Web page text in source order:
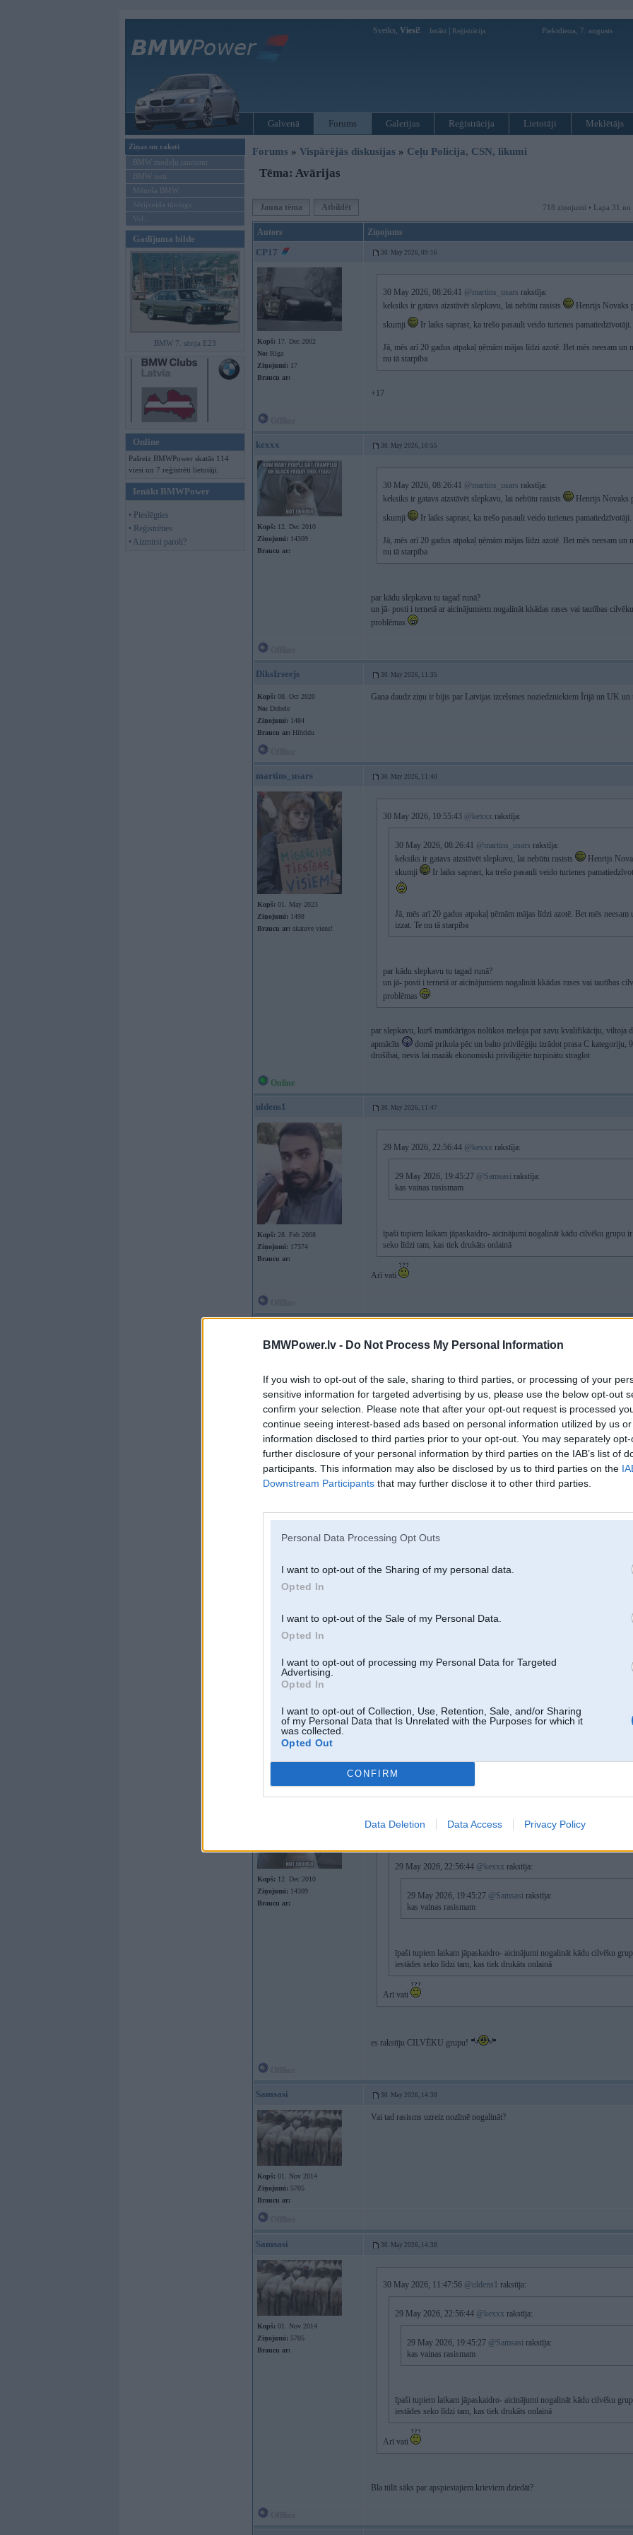
BMWPower.lv - Do Not Process My Personal Information
If you wish to opt-out of the sale, sharing to third parties, or processing of your
sensitive information for targeted advertising by us, please use the below opt-out
confirm your selection. Please note that after your opt-out request is processed
continue seeing interest-based ads based on personal information utilized by us
information disclosed to third parties prior to your opt-out. You may separately
further disclosure of your personal information by third parties on the IAB’s list of
participants. This information may also be disclosed by us to third parties on the
Downstream Participants that may further disclose it to other third parties.
Personal Data Processing Opt Outs
I want to opt-out of the Sharing of my personal data.
Opted In
I want to opt-out of the Sale of my Personal Data.
Opted In
I want to opt-out of processing my Personal Data for Targeted
Advertising.
Opted In
I want to opt-out of Collection, Use, Retention, Sale, and/or Sharing
of my Personal Data that Is Unrelated with the Purposes for which it
was collected.
Opted Out
CONFIRM
Data Deletion Data Access Privacy Policy
Sveiks, Viesi! Ienākt Reģistrācija Piektdiena, 7. augusts
Galvenā Forums Galerijas Reģistrācija Lietotāji Meklētājs
Ziņas un raksti
BMW modeļu jaunumi
BMW testi
Mēneša BMW
Sērijveida tūnings
Vel...
Gadījuma bilde
BMW 7. sērija E23
Online
Pašreiz BMWPower skatās 114
viesi un 7 reģistrēti lietotāji.
Ienākt BMWPower
• Pieslēgties
• Reģistrēties
• Aizmirsi paroli?
Forums » Vispārējās diskusijas » Ceļu Policija, CSN, likumi
Tēma: Avārijas
Jauna tēma Atbildēt 718 ziņojumi • Lapa 31 no
Autors Ziņojums
CP17 30. May 2026, 09:16
Kopš: 17. Dec 2002
No: Rīga
Ziņojumi: 17
Braucu ar:
30 May 2026, 08:26:41 @martins_usars rakstīja:
keksiks ir gatavs aizstāvēt slepkavu, lai nebūtu rasists
Henrijs Novaks
skumji
Ir laiks saprast, ka trešo pasauli veido turienes
Jā, mēs arī 20 gadus atpakaļ ņēmām mājas līdzi azotē. Bet mēs neesam un
nu tā starpība
+17
kexxx 30. May 2026, 10:55
Kopš: 12. Dec 2010
Ziņojumi: 14309
Braucu ar:
30 May 2026, 08:26:41 @martins_usars rakstīja:
keksiks ir gatavs aizstāvēt slepkavu, lai nebūtu rasists
Henrijs Novaks
skumji
Ir laiks saprast, ka trešo pasauli veido turienes
Jā, mēs arī 20 gadus atpakaļ ņēmām mājas līdzi azotē. Bet mēs neesam un
nu tā starpība
par kādu slepkavu tu tagad runā?
un jā- posti i ternetā ar aicinājumiem nogalināt kkādas rases vai tautības
problēmas
DiksIrseejs 30. May 2026, 11:35
Kopš: 08. Oct 2020
No: Dobele
Ziņojumi: 1484
Braucu ar: Hibrīdu
Gana daudz ziņu ir bijis par Latvijas izcelsmes noziedzniekiem Īrijā un UK un
martins_usars 30. May 2026, 11:40
Kopš: 01. May 2023
Ziņojumi: 1498
Braucu ar: skatuve viens!
30 May 2026, 10:55:43 @kexxx rakstīja:
30 May 2026, 08:26:41 @martins_usars rakstīja:
keksiks ir gatavs aizstāvēt slepkavu, lai nebūtu rasists
Henrijs
skumji
Ir laiks saprast, ka trešo pasauli veido turienes
Jā, mēs arī 20 gadus atpakaļ ņēmām mājas līdzi azotē. Bet mēs
izzat. Te nu tā starpība
par kādu slepkavu tu tagad runā?
un jā- posti i ternetā ar aicinājumiem nogalināt kkādas rases vai tautības
problēmas
par slepkavu, kurš mantkārīgos nolūkos meloja par savu kvalifikāciju, viltoja
apmācīts
domā prikola pēc un balto privilēģiju izrādot prasa C kategoriju,
drošībai, nevis lai mazāk ekonomiski priviliģētie turpinātu straglot
Online
uldens1 30. May 2026, 11:47
Kopš: 28. Feb 2008
Ziņojumi: 17374
Braucu ar:
29 May 2026, 22:56:44 @kexxx rakstīja:
29 May 2026, 19:45:27 @Samsasi rakstīja:
kas vainas rasismam
īpaši tupiem laikam jāpaskaidro- aicinājumi nogalināt kādu cilvēku grupu
seko līdzi tam, kas tiek drukāts onlainā
Arī vati
Kopš:12. Dec 2010
Ziņojumi:
30 May 2026, 10:55:43 @kexxxrakstīja:
30 May 2026, 08:26:41@martins_usarsrakstīja:
keksiks ir gatavs aizstāvēt slepkavu, lai nebūtu rasists
Henrijs
dzīvību. Ļoti skumji
Ir laiks saprast, ka trešo pasauli veido
mājas paņem līdz azotē
un jā- posti i ternetā ar aicinājumiem nogalināt kkādas rases vai
saistītās problēmas
par slepkavu, kurš mantkārīgos nolūkos meloja par savu kvalifikāciju,
tam apmācīts
domā prikola pēc un balto privilēģiju izrādot prasa C
bet ko gan citu sagaidīt no antiņa, kurš man pārmet slepkavas (kurš gan
kuru es vsp neaizstāvu-viņam jāsaņem bargākais iespējamais sods, bet pats
kādas rases pārstāvjus
kexxx 30. May 2026, 11:52
Kopš: 12. Dec 2010
Ziņojumi: 14309
Braucu ar:
29 May 2026, 22:56:44 @kexxx rakstīja:
29 May 2026, 19:45:27 @Samsasi rakstīja:
kas vainas rasismam
īpaši tupiem laikam jāpaskaidro- aicinājumi nogalināt kādu cilvēku
iestādes seko līdzi tam, kas tiek drukāts onlainā
Arī vati
es rakstīju CILVĒKU grupu!
Samsasi 30. May 2026, 14:38
Kopš: 01. Nov 2014
Ziņojumi: 5705
Braucu ar:
Vai tad rasisms uzreiz nozīmē nogalināt?
Samsasi 30. May 2026, 14:38
Kopš: 01. Nov 2014
Ziņojumi: 5705
Braucu ar:
30 May 2026, 11:47:56 @uldens1 rakstīja:
29 May 2026, 22:56:44 @kexxx rakstīja:
29 May 2026, 19:45:27 @Samsasi rakstīja:
kas vainas rasismam
īpaši tupiem laikam jāpaskaidro- aicinājumi nogalināt kādu cilvēku
iestādes seko līdzi tam, kas tiek drukāts onlainā
Arī vati
Bla tūlīt sāks par apspiestajiem krieviem dziedāt?